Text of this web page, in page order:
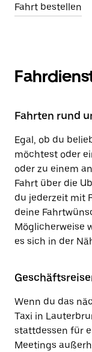
Fahrt bestellen
Fahrten rund
Egal, ob du
möchtest oder
oder zu einem
Fahrt über die
du jederzeit mit
deine
Möglicherweise
es sich in der
Wenn du das
Taxi in
stattdessen für
Meetings